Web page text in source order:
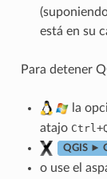
está en su
Para detener
la
atajo Ctrl +
QGIS ►
o use el